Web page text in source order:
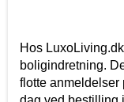
Hos
boligindretning.
flotte